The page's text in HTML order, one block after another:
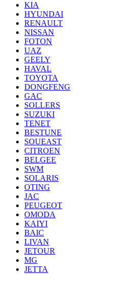
KIA
HYUNDAI
RENAULT
NISSAN
FOTON
UAZ
GEELY
HAVAL
TOYOTA
DONGFENG
GAC
SOLLERS
SUZUKI
TENET
BESTUNE
SOUEAST
CITROEN
BELGEE
SWM
SOLARIS
OTING
JAC
PEUGEOT
OMODA
KAIYI
BAIC
LIVAN
JETOUR
MG
JETTA